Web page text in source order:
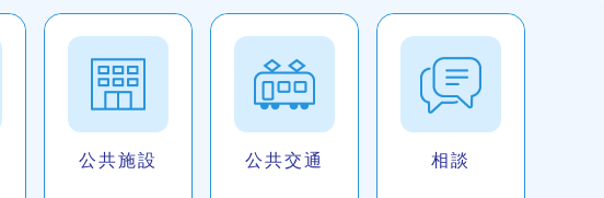
公共施設 公共交通 相談